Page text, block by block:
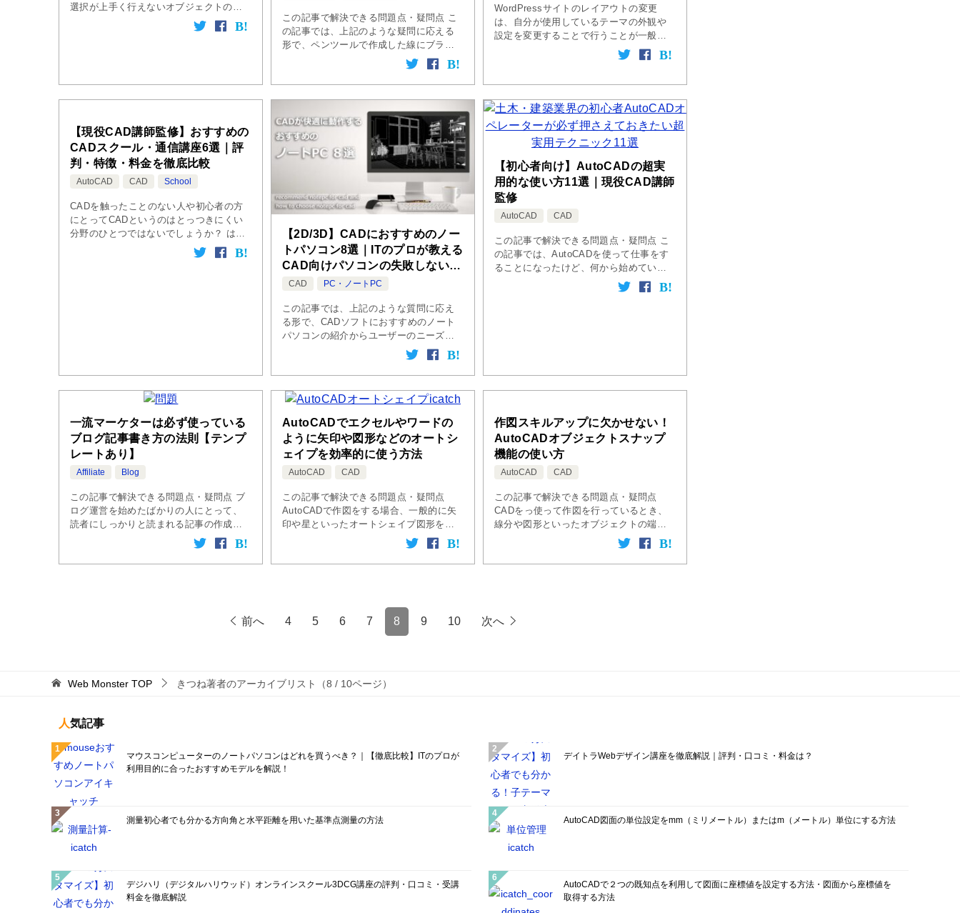
選択が上手く行えないオブジェクトの効
率の良い塗りつぶしの方法を説明してい
ます。 範囲選択が難しいオブジェクトの
この記事で解決できる問題点・疑問点 こ
の記事では、上記のような疑問に応える
形で、ペンツールで作成した線にブラシ
を適用する方法を説明しています。 ペン
ツールで作成した線にブラシを適用する
方法 ペンツールで作成した線にブラシ
[…]
WordPressサイトのレイアウトの変更
は、自分が使用しているテーマの外観や
設定を変更することで行うことが一般的
です。しかし、使用しているテーマに使
いたいレイアウトがない場合は、直接css
【現役CAD講師監修】おすすめの
CADスクール・通信講座6選｜評
判・特徴・料金を徹底比較
AutoCAD CAD School
CADを触ったことのない人や初心者の方
にとってCADというのはとっつきにくい
分野のひとつではないでしょうか？ はた
から見ると、CADを使った仕事というの
は、設計図を描いたり図面を製図したり
【2D/3D】CADにおすすめのノー
トパソコン8選｜ITのプロが教える
CAD向けパソコンの失敗しない選
び方も併せて解説
CAD PC・ノートPC
この記事では、上記のような質問に応え
る形で、CADソフトにおすすめのノート
パソコンの紹介からユーザーのニーズに
合ったノートパソコンの解説までを行っ
ています。また、CADソフトが快適に動
作するための要件や、その要件を満たす
[…]
【初心者向け】AutoCADの超実
用的な使い方11選｜現役CAD講師
監修
AutoCAD CAD
この記事で解決できる問題点・疑問点 こ
の記事では、AutoCADを使って仕事をす
ることになったけど、何から始めていい
のか分からない・・・といった方を対象
に、これだけしっかり押さえておけばあ
一流マーケターは必ず使っている
ブログ記事書き方の法則【テンプ
レートあり】
Affiliate Blog
この記事で解決できる問題点・疑問点 ブ
ログ運営を始めたばかりの人にとって、
読者にしっかりと読まれる記事の作成と
いうのはなかなか難しいものです。 これ
から記事を書こうとしている内容につい
て、ネットで検索したり本で調べたりし
AutoCADでエクセルやワードの
ように矢印や図形などのオートシ
ェイプを効率的に使う方法
AutoCAD CAD
この記事で解決できる問題点・疑問点
AutoCADで作図をする場合、一般的に矢
印や星といったオートシェイプ図形を挿
入する機会はそれほど多くありません。
しかし、AutoCADで資料作成などをする
場合には、図面の中に表を挿入 […]
作図スキルアップに欠かせない！
AutoCADオブジェクトスナップ
機能の使い方
AutoCAD CAD
この記事で解決できる問題点・疑問点
CADをっ使って作図を行っているとき、
線分や図形といったオブジェクトの端点
であったり、中心であったりと、そのオ
ブジェクトの特徴的な点を正確に指定す
る必要がある状況というのは頻繫におこ
前へ 4 5 6 7 8 9 10 次へ
Web Monster TOP きつね著者のアーカイブリスト（8 / 10ページ）
人気記事
マウスコンピューターのノートパソコンはどれを買うべき？｜【徹底比較】ITのプロが
利用目的に合ったおすすめモデルを解説！
デイトラWebデザイン講座を徹底解説｜評判・口コミ・料金は？
測量初心者でも分かる方向角と水平距離を用いた基準点測量の方法 AutoCAD図面の単位設定をmm（ミリメートル）またはm（メートル）単位にする方法
デジハリ（デジタルハリウッド）オンラインスクール3DCG講座の評判・口コミ・受講
料金を徹底解説
AutoCADで２つの既知点を利用して図面に座標値を設定する方法・図面から座標値を
取得する方法